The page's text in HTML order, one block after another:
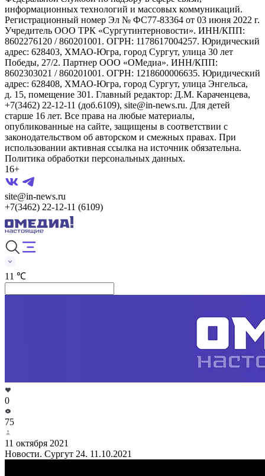
информационных технологий и массовых коммуникаций.
Регистрационный номер Эл № ФС77-83364 от 03 июня 2022 г.
Учредитель ООО ТРК «Сургутинтерновости». ИНН/КПП:
8602276120 / 860201001. ОГРН: 1178617004257. Юридический
адрес: 628403, ХМАО-Югра, город Сургут, улица 30 лет
Победы, 27/2. Партнер ООО «ОМедиа». ИНН/КПП:
8602303021 / 860201001. ОГРН: 1218600006635. Юридический
адрес: 628408, ХМАО-Югра, город Сургут, улица Энгельса,
д. 15, помещение 301. Главный редактор: Д.М. Караченцева,
+7(3462) 22-12-11 (доб.6109), site@in-news.ru. Для детей
старше 16 лет. Все права на любые материалы,
опубликованные на сайте, защищены в соответствии с
законодательством об авторском и смежных правах. При
использовании активная ссылка на источник обязательна.
Политика обработки персональных данных.
16+
site@in-news.ru
+7(3462) 22-12-11 (6109)
11 ℃
0
75
11 октября 2021
Новости. Сургут 24. 11.10.2021